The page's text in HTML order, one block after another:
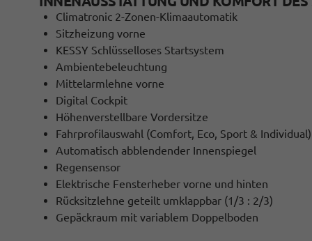
Climatronic 2-Zonen-Klimaautomatik
Sitzheizung vorne
KESSY Schlüsselloses Startsystem
Ambientebeleuchtung
Mittelarmlehne vorne
Digital Cockpit
Höhenverstellbare Vordersitze
Fahrprofilauswahl (Comfort, Eco, Sport & Individual)
Automatisch abblendender Innenspiegel
Regensensor
Elektrische Fensterheber vorne und hinten
Rücksitzlehne geteilt umklappbar (1/3 : 2/3)
Gepäckraum mit variablem Doppelboden